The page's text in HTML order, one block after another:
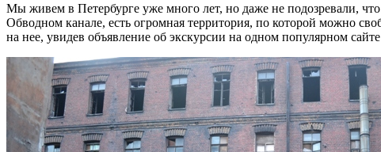
Мы живем в Петербурге уже много лет, но даже не подозревали,
Обводном канале, есть огромная территория, по которой можно
на нее, увидев объявление об экскурсии на одном популярном сайте